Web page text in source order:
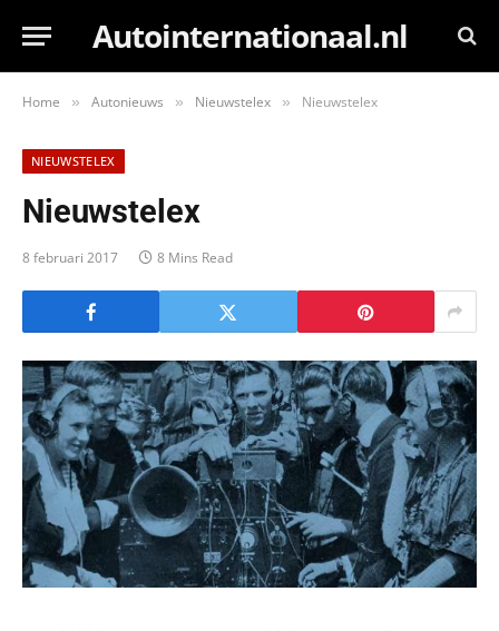
Autointernationaal.nl
Home » Autonieuws » Nieuwstelex » Nieuwstelex
NIEUWSTELEX
Nieuwstelex
8 februari 2017 8 Mins Read